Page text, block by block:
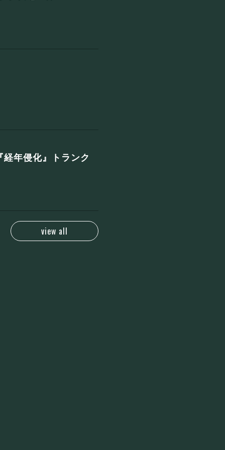
年侵化』トランク
view all